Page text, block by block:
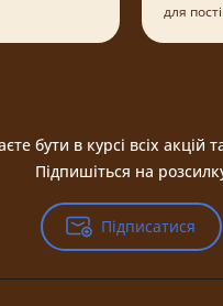
для
бути в курсі всіх акцій
Підпишіться на
Підписатися